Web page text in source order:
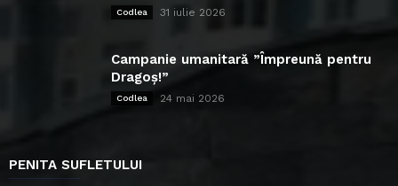
Codlea 31 iulie 2026
Campanie umanitară ”Împreună pentru
Dragoș!”
Codlea 24 mai 2026
PENITA SUFLETULUI